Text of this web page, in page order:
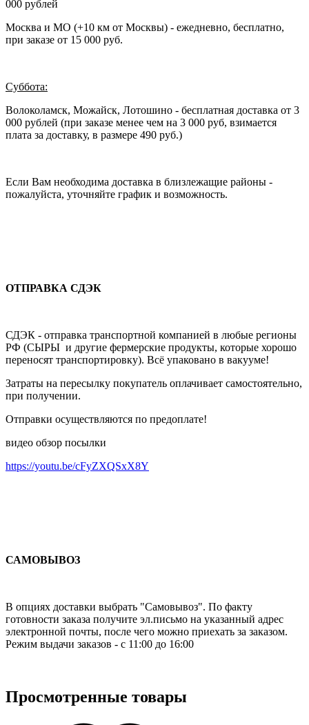
000 рублей
Москва и МО (+10 км от Москвы) - ежедневно, бесплатно,
при заказе от 15 000 руб.
Суббота:
Волоколамск, Можайск, Лотошино - бесплатная доставка от 3
000 рублей (при заказе менее чем на 3 000 руб, взимается
плата за доставку, в размере 490 руб.)
Если Вам необходима доставка в близлежащие районы -
пожалуйста, уточняйте график и возможность.
ОТПРАВКА СДЭК
СДЭК - отправка транспортной компанией в любые регионы
РФ (СЫРЫ и другие фермерские продукты, которые хорошо
переносят транспортировку). Всё упаковано в вакууме!
Затраты на пересылку покупатель оплачивает самостоятельно,
при получении.
Отправки осуществляются по предоплате!
видео обзор посылки
https://youtu.be/cFyZXQSxX8Y
САМОВЫВОЗ
В опциях доставки выбрать "Самовывоз". По факту
готовности заказа получите эл.письмо на указанный адрес
электронной почты, после чего можно приехать за заказом.
Режим выдачи заказов - с 11:00 до 16:00
Просмотренные товары